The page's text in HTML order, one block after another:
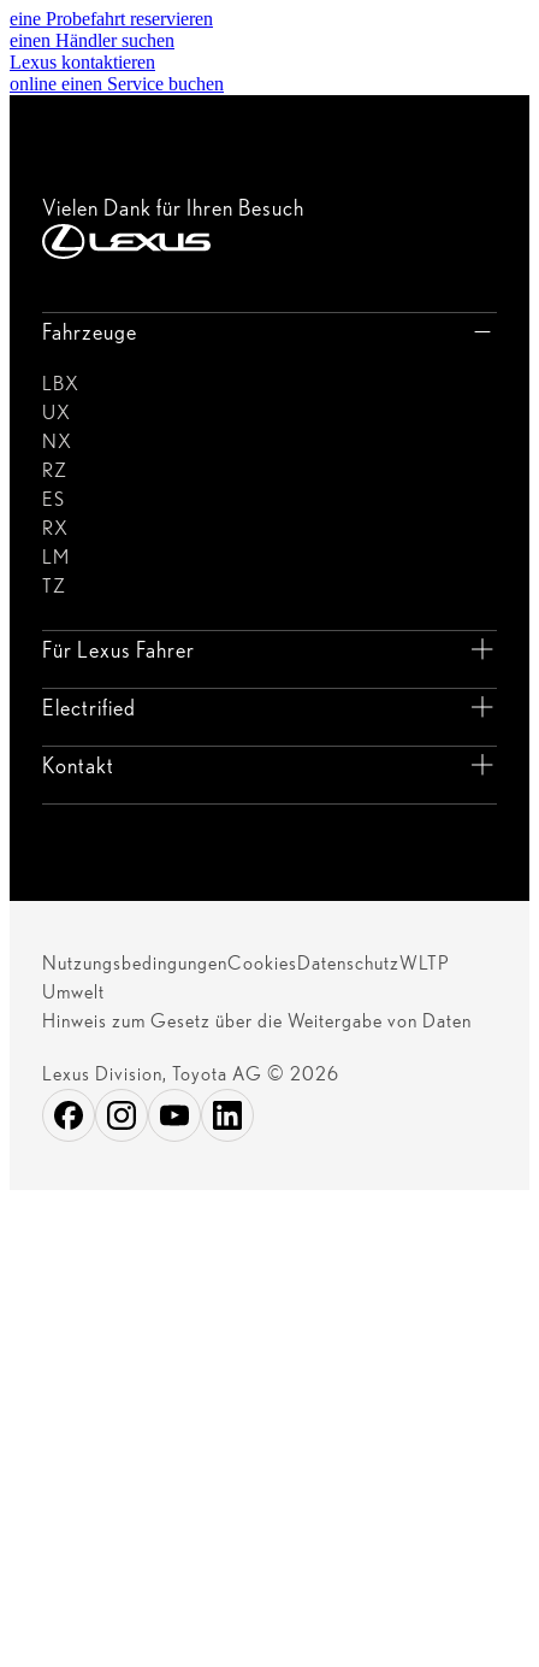
eine Probefahrt reservieren
einen Händler suchen
Lexus kontaktieren
online einen Service buchen
Vielen Dank für Ihren Besuch
Fahrzeuge
LBX
UX
NX
RZ
ES
RX
LM
TZ
Für Lexus Fahrer
Electrified
Kontakt
NutzungsbedingungenCookiesDatenschutzWLTP
Umwelt
Hinweis zum Gesetz über die Weitergabe von Daten
Lexus Division, Toyota AG © 2026